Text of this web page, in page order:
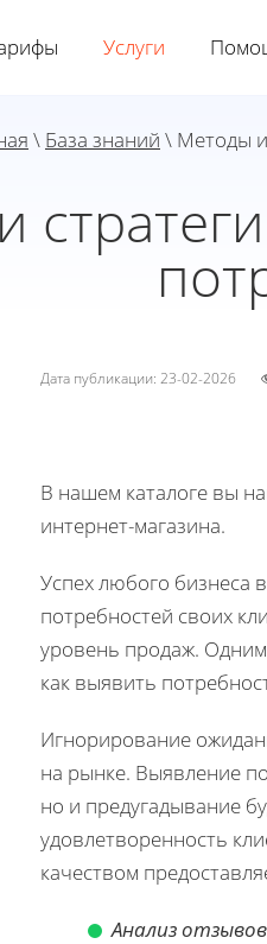
Услуги
\ База знаний \ Методы и
Дата публикации: 23-02-2026
В нашем каталоге вы
интернет-магазина.
Успех любого бизнеса
потребностей своих
уровень продаж.
как выявить
Игнорирование
на рынке. Выявление
но и предугадывание
удовлетворенность
качеством
Анализ отзывов